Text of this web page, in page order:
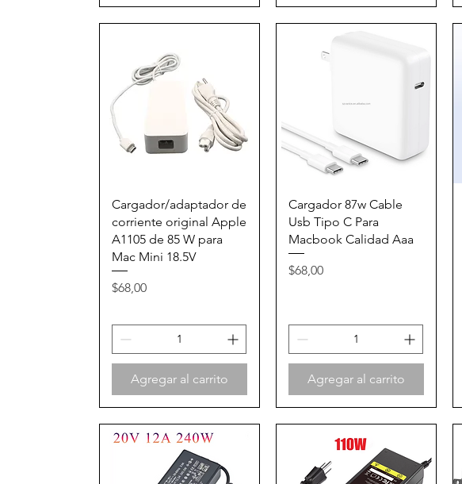
Vista rápida
Cargador/adaptador de
corriente original Apple
A1105 de 85 W para
Mac Mini 18.5V
Precio
$68,00
Agregar al carrito
Vista rápida
Cargador 87w Cable
Usb Tipo C Para
Macbook Calidad Aaa
Precio
$68,00
Agregar al carrito